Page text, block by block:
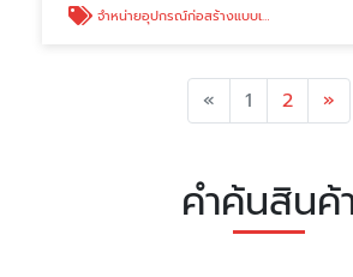
จำหน่ายอุปกรณ์ก่อสร้างแบบเทรดดิ้ง
« Previous
1 2 »
คำค้นสินค้